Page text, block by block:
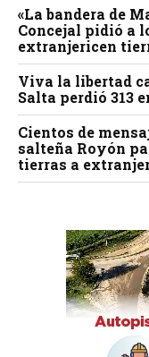
«La bandera de
Concejal pidió a
extranjericen
Viva la libertad
Salta perdió 313
Cientos de
salteña Royón
tierras a